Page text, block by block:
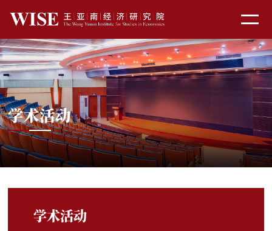
学术活动
学术活动